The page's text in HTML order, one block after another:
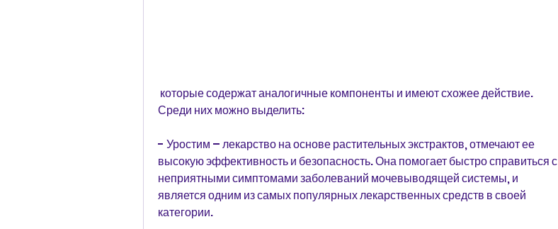
Среди них можно выделить:
- Уростим – лекарство на основе растительных экстрактов, отмечают ее
высокую эффективность и безопасность. Она помогает быстро справиться с
неприятными симптомами заболеваний мочевыводящей системы, и
является одним из самых популярных лекарственных средств в своей
категории.